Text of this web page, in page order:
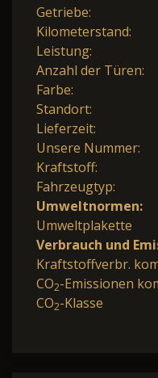
Getriebe:
Kilometerstand:
Leistung:
Anzahl der Türen:
Farbe:
Standort:
Lieferzeit:
Unsere Nummer:
Kraftstoff:
Fahrzeugtyp:
Umweltnormen:
Umweltplakette
Verbrauch und
Kraftstoffverbr.
CO2-Emissionen
CO2-Klasse